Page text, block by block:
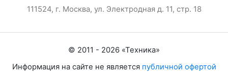
111524, г. Москва, ул. Электродная д. 11, стр. 18
© 2011 - 2026 «Техника»
Информация на сайте не является публичной офертой